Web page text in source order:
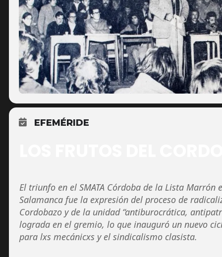
EFEMÉRIDE
El triunfo en el SMATA Córdoba de la Lista Marrón
Salamanca fue la expresión del proceso de
Cordobazo y de la unidad “antiburocrática,
lograda en el gremio, lo que inauguró un nuevo
para lxs mecánicxs y el sindicalismo clasista.